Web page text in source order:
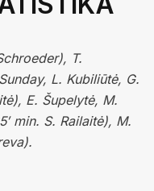
T.
L. Kubiliūtė, G.
E. Šupelytė, M.
min. S. Railaitė), M.